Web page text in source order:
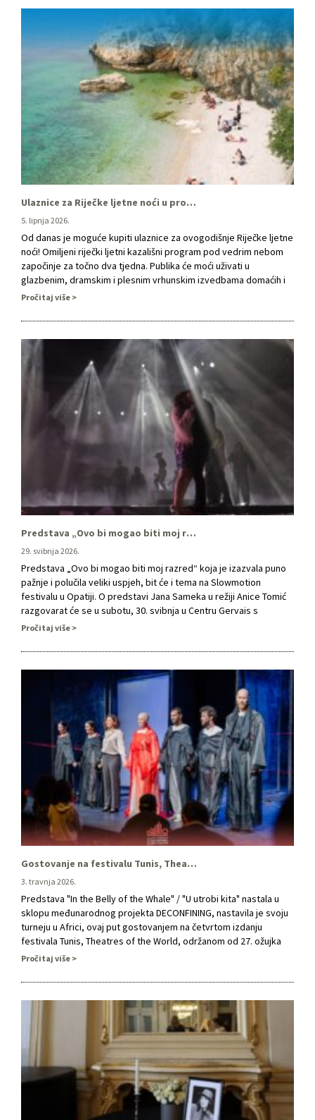
Ulaznice za Riječke ljetne noći u prodaji!
5. lipnja 2026.
Od danas je moguće kupiti ulaznice za ovogodišnje Riječke ljetne
noći! Omiljeni riječki ljetni kazališni program pod vedrim nebom
započinje za točno dva tjedna. Publika će moći uživati u
glazbenim, dramskim i plesnim vrhunskim izvedbama domaćih i
stranih umjetnika. Volite li klasične, jazz ili rock-koncerte,
ples, akrobatiku… pronaći ćete nešto …
Pročitaj više
Predstava „Ovo bi mogao biti moj razred“ tema Slowmotion festivala u Opatiji
29. svibnja 2026.
Predstava „Ovo bi mogao biti moj razred“ koja je izazvala puno
pažnje i polučila veliki uspjeh, bit će i tema na Slowmotion
festivalu u Opatiji. O predstavi Jana Sameka u režiji Anice Tomić
razgovarat će se u subotu, 30. svibnja u Centru Gervais s
početkom u 16.30 sati, a u razgovoru će sudjelovati intendantica
Pročitaj više
Gostovanje na festivalu Tunis, Theatres of the World
3. travnja 2026.
Predstava "In the Belly of the Whale" / "U utrobi kita" nastala u
sklopu međunarodnog projekta DECONFINING, nastavila je svoju
turneju u Africi, ovaj put gostovanjem na četvrtom izdanju
festivala Tunis, Theatres of the World, održanom od 27. ožujka
do 3. travnja 2026. u kazalištu Le 4ème Art u Tunisu, u povodu
Pročitaj više